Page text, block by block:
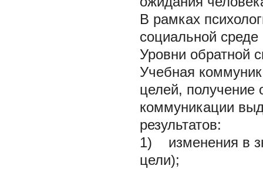
В рамках
социальной
Уровни обратной
Учебная
целей, получение
коммуникации
результатов:
1) изменения в
цели);